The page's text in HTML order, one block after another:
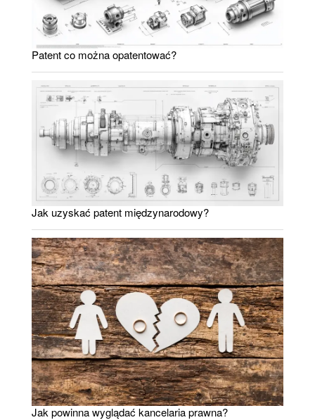
Patent co można opatentować?
Jak uzyskać patent międzynarodowy?
Jak powinna wyglądać kancelaria prawna?